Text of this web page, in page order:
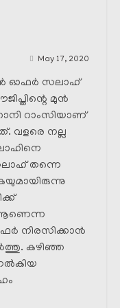
May 17, 2020
ഓഫർ സലാഹ്
മുൻ
റാംസിയാണ്
വളരെ നല്ല
തന്നെ
നിരസിക്കാൻ
കഴിഞ്ഞ